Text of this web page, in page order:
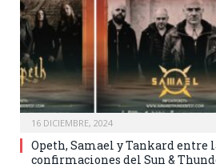
16 DICIEMBRE, 2024
Opeth, Samael y Tankard entre
confirmaciones del Sun &